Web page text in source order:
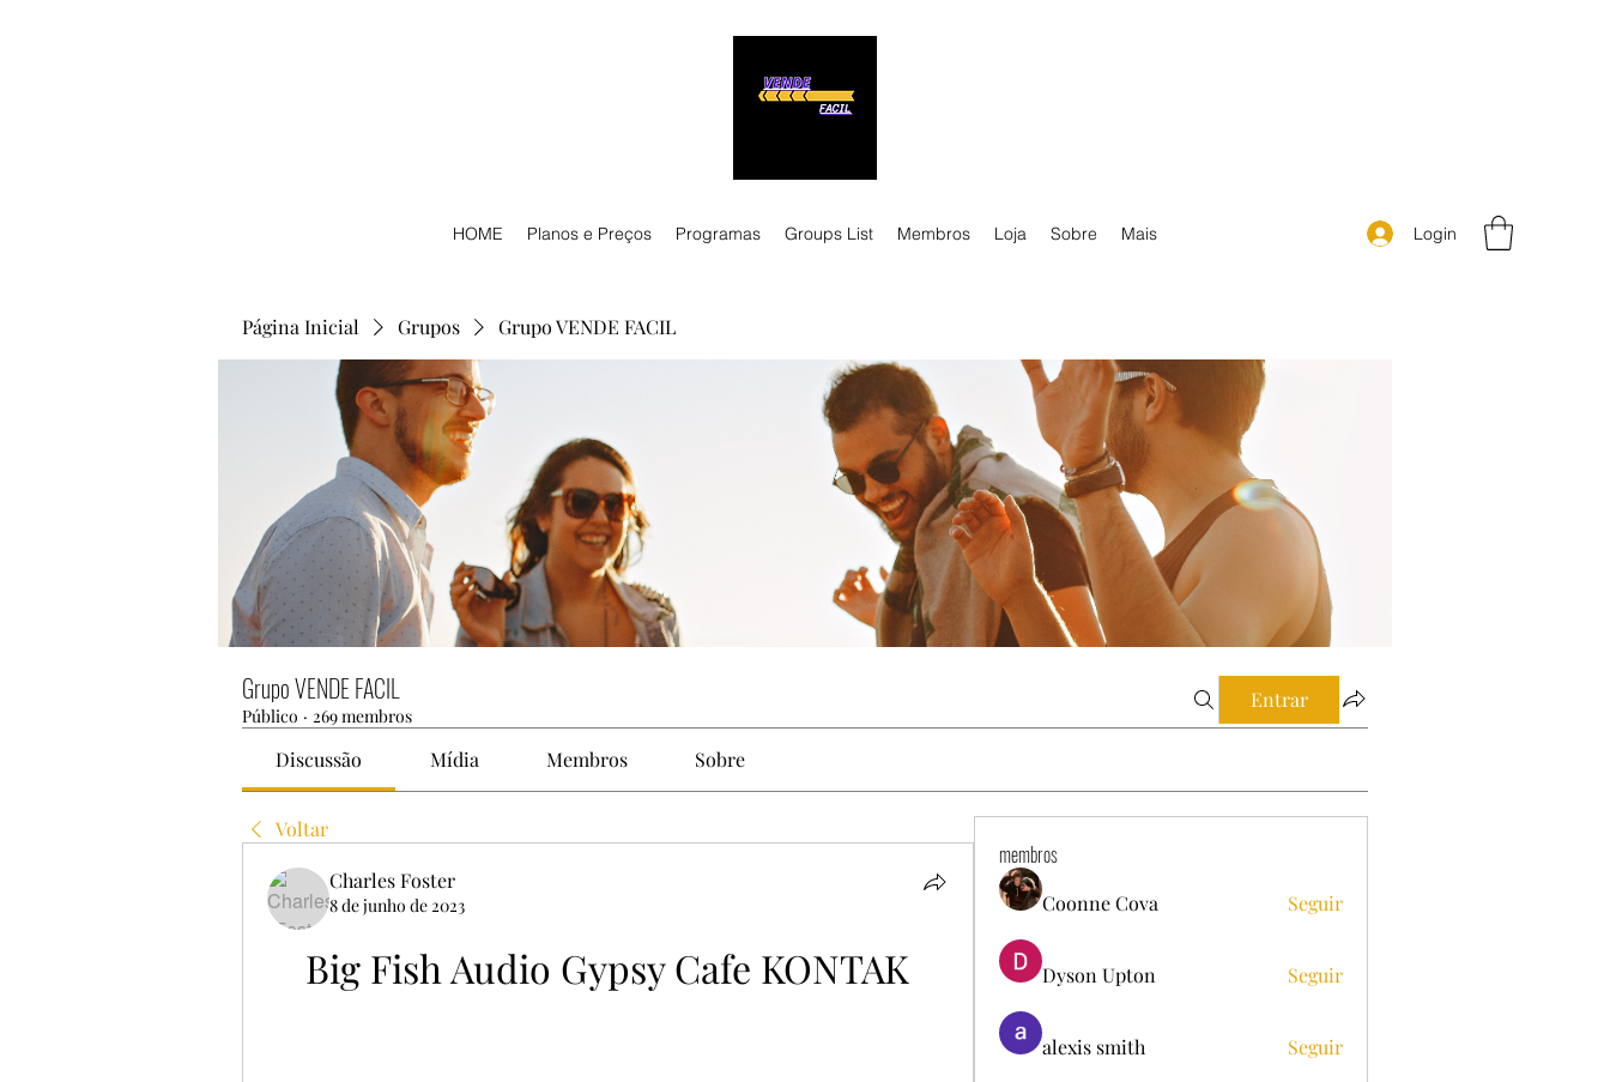
HOME Planos e Preços Programas Groups List Membros Loja Sobre Mais Login
Página Inicial Grupos Grupo VENDE FACIL
Grupo VENDE FACIL
Público · 269 membros
Entrar
Discussão Mídia Membros Sobre
Voltar
Charles Foster
8 de junho de 2023
Big Fish Audio Gypsy Cafe KONTAK
membros
Coonne Cova Seguir
Dyson Upton Seguir
alexis smith Seguir